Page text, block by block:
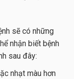
sẽ có những
nhận biết bệnh
sau đây:
nhạt màu hơn